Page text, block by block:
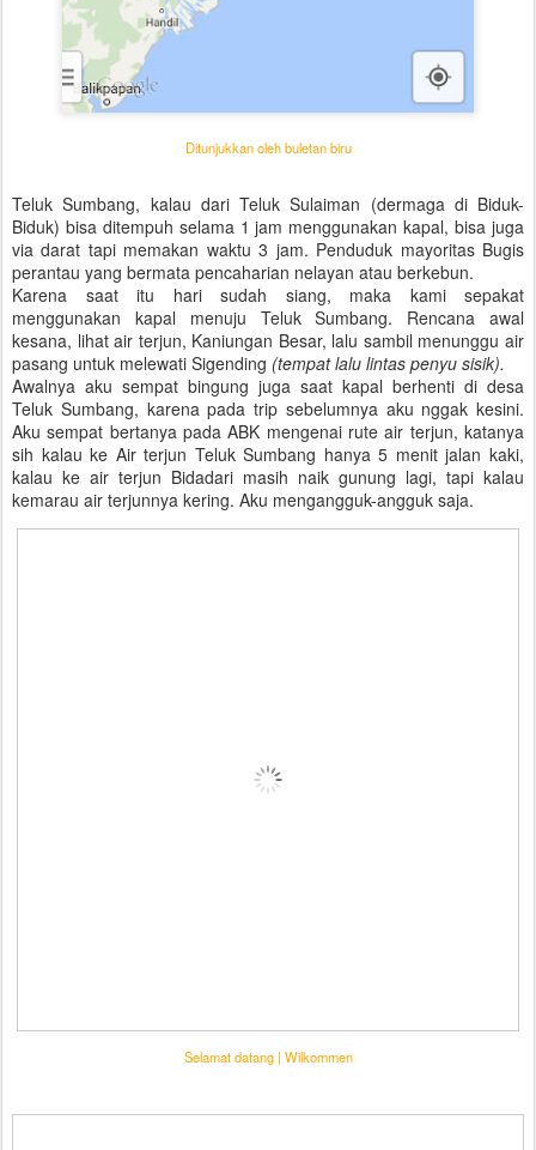
Ditunjukkan oleh buletan biru
Teluk Sumbang, kalau dari Teluk Sulaiman (dermaga di Biduk-
Biduk) bisa ditempuh selama 1 jam menggunakan kapal, bisa juga
via darat tapi memakan waktu 3 jam. Penduduk mayoritas Bugis
perantau yang bermata pencaharian nelayan atau berkebun.
Karena saat itu hari sudah siang, maka kami sepakat
menggunakan kapal menuju Teluk Sumbang. Rencana awal
kesana, lihat air terjun, Kaniungan Besar, lalu sambil menunggu air
pasang untuk melewati Sigending (tempat lalu lintas penyu sisik).
Awalnya aku sempat bingung juga saat kapal berhenti di desa
Teluk Sumbang, karena pada trip sebelumnya aku nggak kesini.
Aku sempat bertanya pada ABK mengenai rute air terjun, katanya
sih kalau ke Air terjun Teluk Sumbang hanya 5 menit jalan kaki,
kalau ke air terjun Bidadari masih naik gunung lagi, tapi kalau
kemarau air terjunnya kering. Aku mengangguk-angguk saja.
Selamat datang | Wilkommen